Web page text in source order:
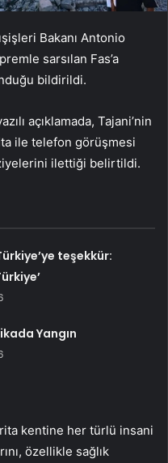
Bakanı Antonio
sarsılan Fas’a
bildirildi.
açıklamada, Tajani’nin
ile telefon görüşmesi
ilettiği belirtildi.
teşekkür:
Yangın
kentine her türlü insani
özellikle sağlık